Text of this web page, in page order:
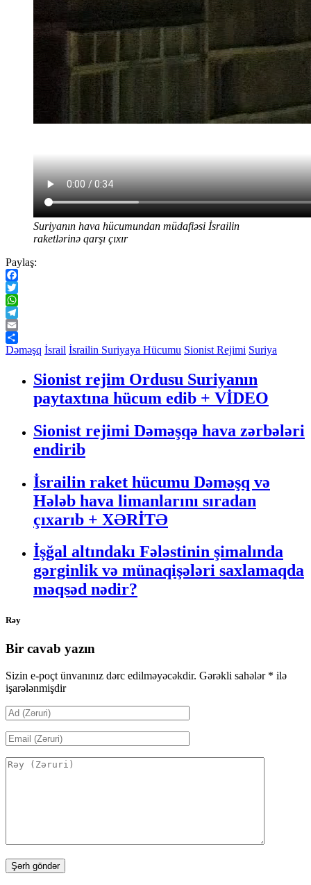
Suriyanın hava hücumundan müdafiəsi İsrailin
raketlərinə qarşı çıxır
Paylaş:
Facebook
Twitter
WhatsApp
Telegram
Email
Share
Dəməşq İsrail İsrailin Suriyaya Hücumu Sionist Rejimi Suriya
Sionist rejim Ordusu Suriyanın
paytaxtına hücum edib + VİDEO
Sionist rejimi Dəməşqə hava zərbələri
endirib
İsrailin raket hücumu Dəməşq və
Hələb hava limanlarını sıradan
çıxarıb + XƏRİTƏ
İşğal altındakı Fələstinin şimalında
gərginlik və münaqişələri saxlamaqda
məqsəd nədir?
Rəy
Bir cavab yazın
Sizin e-poçt ünvanınız dərc edilməyəcəkdir. Gərəkli sahələr * ilə
işarələnmişdir